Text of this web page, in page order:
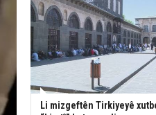
Li mizgeftên Tirkiyeyê